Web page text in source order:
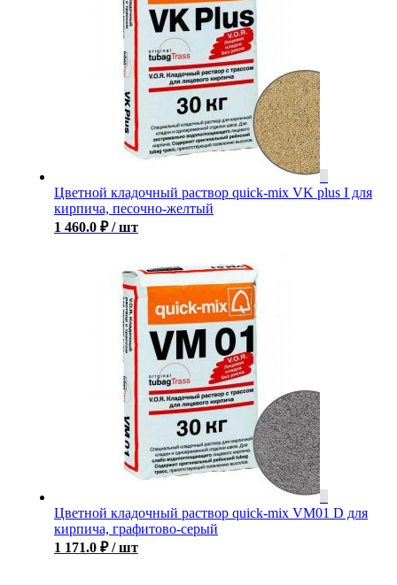
Цветной кладочный раствор quick-mix VK plus I для
кирпича, песочно-желтый
1 460.0 ₽ / шт
Цветной кладочный раствор quick-mix VM01 D для
кирпича, графитово-серый
1 171.0 ₽ / шт